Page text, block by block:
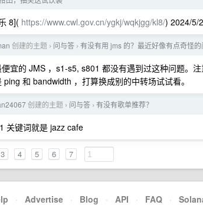
8]( https://www.cwl.gov.cn/ygkj/wqkjgg/kl8/) 2024/5/
创建的主题 › 问与答 › 有没有用 jms 的？最近好像有点奇怪的
宜的 JMS ，s1-s5, s801 都没有遇到过这种问题。
ping 和 bandwidth ，打算换成别的中转场试试看。
创建的主题 › 问与答 › 有没有歌单推荐？
关键词就是 jazz cafe
3 4 5 6 7
· Advertise · Blog · API · FAQ ·